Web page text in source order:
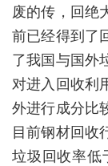
废的传，回绝
前已经得到了
了我国与国外
对进入回收利
外进行成分比
目前钢材回收
垃圾回收率低